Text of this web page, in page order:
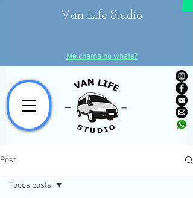
Van Life Studio
Me chama no whats?
Post
Todos posts